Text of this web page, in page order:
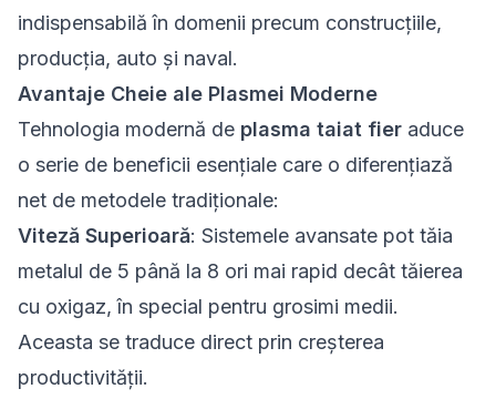
indispensabilă în domenii precum construcțiile,
producția, auto și naval.
Avantaje Cheie ale Plasmei Moderne
Tehnologia modernă de plasma taiat fier aduce
o serie de beneficii esențiale care o diferențiază
net de metodele tradiționale:
Viteză Superioară: Sistemele avansate pot tăia
metalul de 5 până la 8 ori mai rapid decât tăierea
cu oxigaz, în special pentru grosimi medii.
Aceasta se traduce direct prin creșterea
productivității.